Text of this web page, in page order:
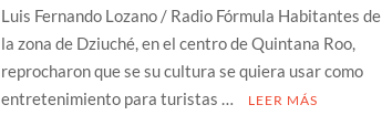
Luis Fernando Lozano / Radio Fórmula Habitantes de
la zona de Dziuché, en el centro de Quintana Roo,
reprocharon que se su cultura se quiera usar como
entretenimiento para turistas …
LEER MÁS